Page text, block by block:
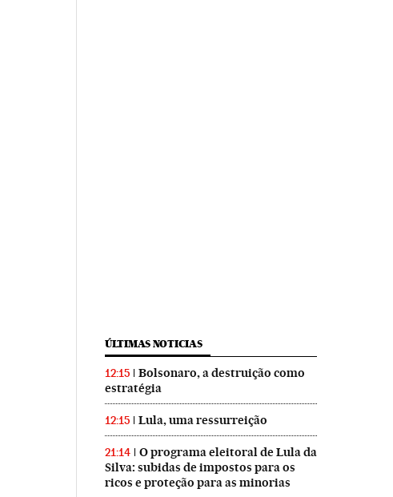
ÚLTIMAS NOTICIAS
12:15
Bolsonaro, a destruição como
estratégia
12:15 Lula, uma ressurreição
21:14
O programa eleitoral de Lula da
Silva: subidas de impostos para os
ricos e proteção para as minorias